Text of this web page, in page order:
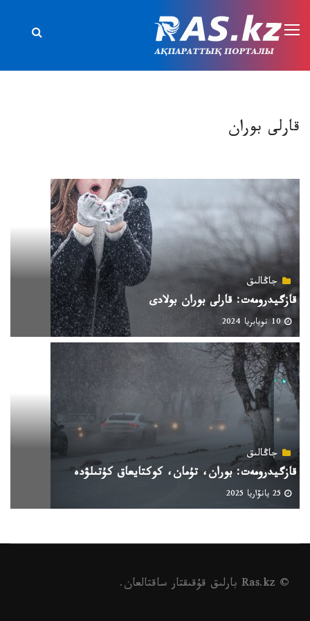
قارلى بوران
جاڭالىق
قازگيدرومەت: قارلى بوران بولادى
10 نويابريا 2024
جاڭالىق
قازگيدرومەت: بوران، تۇمان، كوكتايعاق كۇتىلۋدە
© Ras.kz بارلىق قۇقىقتار ساقتالعان.